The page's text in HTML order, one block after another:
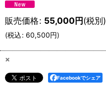
販売価格: 55,000円(税別)
(税込: 60,500円)
×
Facebookでシェア